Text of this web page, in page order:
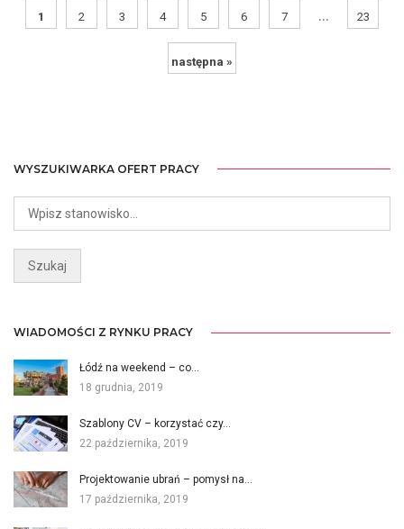
1 2 3 4 5 6 7 ... 23
następna »
WYSZUKIWARKA OFERT PRACY
WIADOMOŚCI Z RYNKU PRACY
Łódź na weekend – co…
18 grudnia, 2019
Szablony CV – korzystać czy…
22 października, 2019
Projektowanie ubrań – pomysł na…
17 października, 2019